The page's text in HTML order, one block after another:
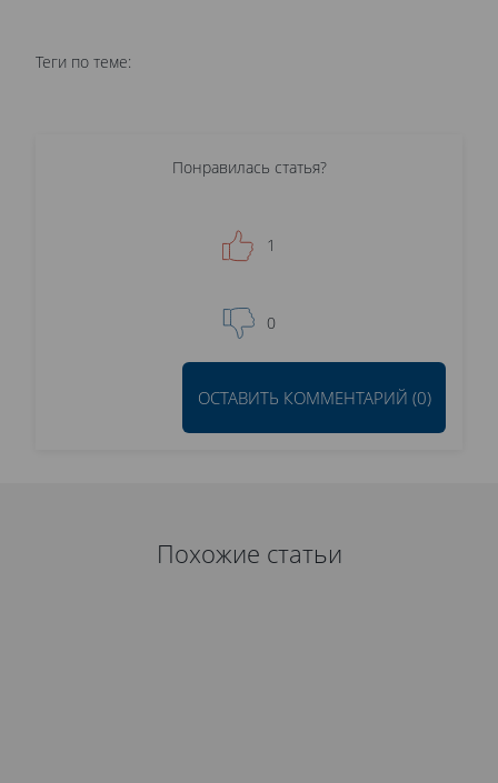
Теги по теме:
Понравилась статья?
1
0
ОСТАВИТЬ КОММЕНТАРИЙ (0)
Похожие статьи